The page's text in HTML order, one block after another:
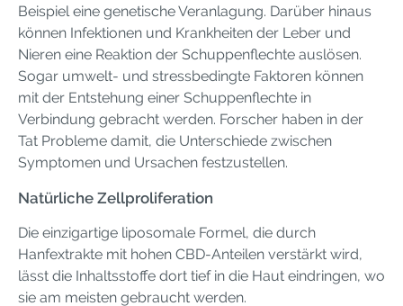
Beispiel eine genetische Veranlagung. Darüber hinaus
können Infektionen und Krankheiten der Leber und
Nieren eine Reaktion der Schuppenflechte auslösen.
Sogar umwelt- und stressbedingte Faktoren können
mit der Entstehung einer Schuppenflechte in
Verbindung gebracht werden. Forscher haben in der
Tat Probleme damit, die Unterschiede zwischen
Symptomen und Ursachen festzustellen.
Natürliche Zellproliferation
Die einzigartige liposomale Formel, die durch
Hanfextrakte mit hohen CBD-Anteilen verstärkt wird,
lässt die Inhaltsstoffe dort tief in die Haut eindringen, wo
sie am meisten gebraucht werden.